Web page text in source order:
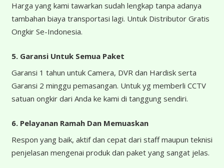
Harga yang kami tawarkan sudah lengkap tanpa adanya
tambahan biaya transportasi lagi. Untuk Distributor Gratis
Ongkir Se-Indonesia.
5. Garansi Untuk Semua Paket
Garansi 1 tahun untuk Camera, DVR dan Hardisk serta
Garansi 2 minggu pemasangan. Untuk yg memberli CCTV
satuan ongkir dari Anda ke kami di tanggung sendiri.
6. Pelayanan Ramah Dan Memuaskan
Respon yang baik, aktif dan cepat dari staff maupun teknisi
penjelasan mengenai produk dan paket yang sangat jelas.